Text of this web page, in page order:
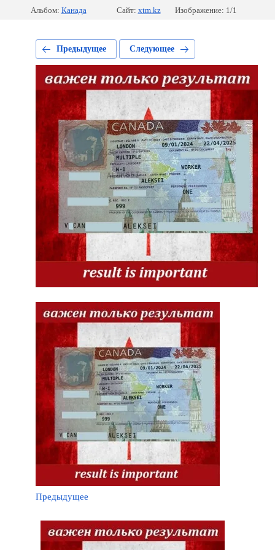
Альбом: Канада Сайт: xtm.kz Изображение: 1/1
Предыдущее Следующее
Предыдущее